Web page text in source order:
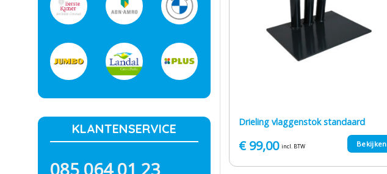
KLANTENSERVICE
085 064 01 23
Drieling vlaggenstok standaard
€99,00 incl. BTW Bekijken